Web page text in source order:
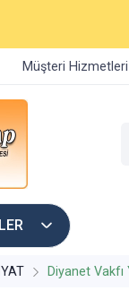
Müşteri Hizmetleri
Diyanet Vakfı